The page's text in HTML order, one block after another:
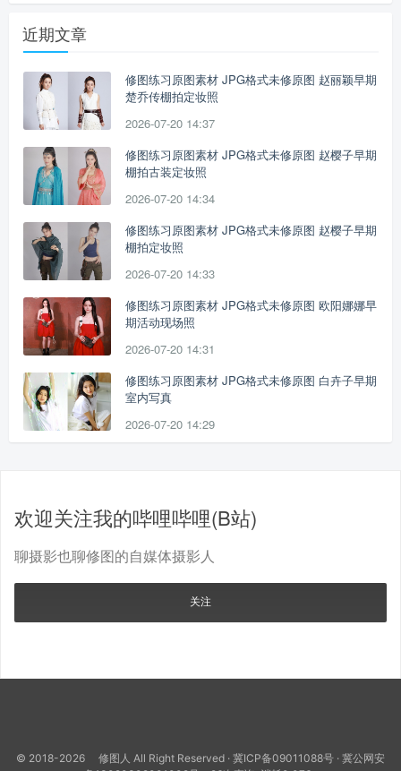
近期文章
修图练习原图素材 JPG格式未修原图 赵丽颖早期
楚乔传棚拍定妆照
2026-07-20 14:37
修图练习原图素材 JPG格式未修原图 赵樱子早期
棚拍古装定妆照
2026-07-20 14:34
修图练习原图素材 JPG格式未修原图 赵樱子早期
棚拍定妆照
2026-07-20 14:33
修图练习原图素材 JPG格式未修原图 欧阳娜娜早
期活动现场照
2026-07-20 14:31
修图练习原图素材 JPG格式未修原图 白卉子早期
室内写真
2026-07-20 14:29
欢迎关注我的哔哩哔哩(B站)
聊摄影也聊修图的自媒体摄影人
关注
© 2018-2026 修图人 All Right Reserved · 冀ICP备09011088号 · 冀公网安